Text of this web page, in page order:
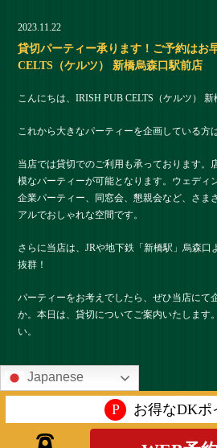
2023.11.22
貸切パーティー承ります！ご予約はお
CELTS（ケルツ） 新橋烏森口駅前店
こんにちは、IRISH PUB CELTS（ケルツ） 新
これから大きなパーティーを企画している方
当店では貸切でのご利用も承っております。
模なパーティーが可能となります。ウェディ
企業パーティー、同窓会、懇親会など、さま
アルでおしゃれな空間です。
さらに当店は、JRや地下鉄「新橋駅」烏森口
抜群！
パーティーをお考えでしたら、ぜひ当店にて
か。本日は、貸切についてご案内いたします
い。
ケーキや装花の手配も承ります
Japanese
P お得なDKポ